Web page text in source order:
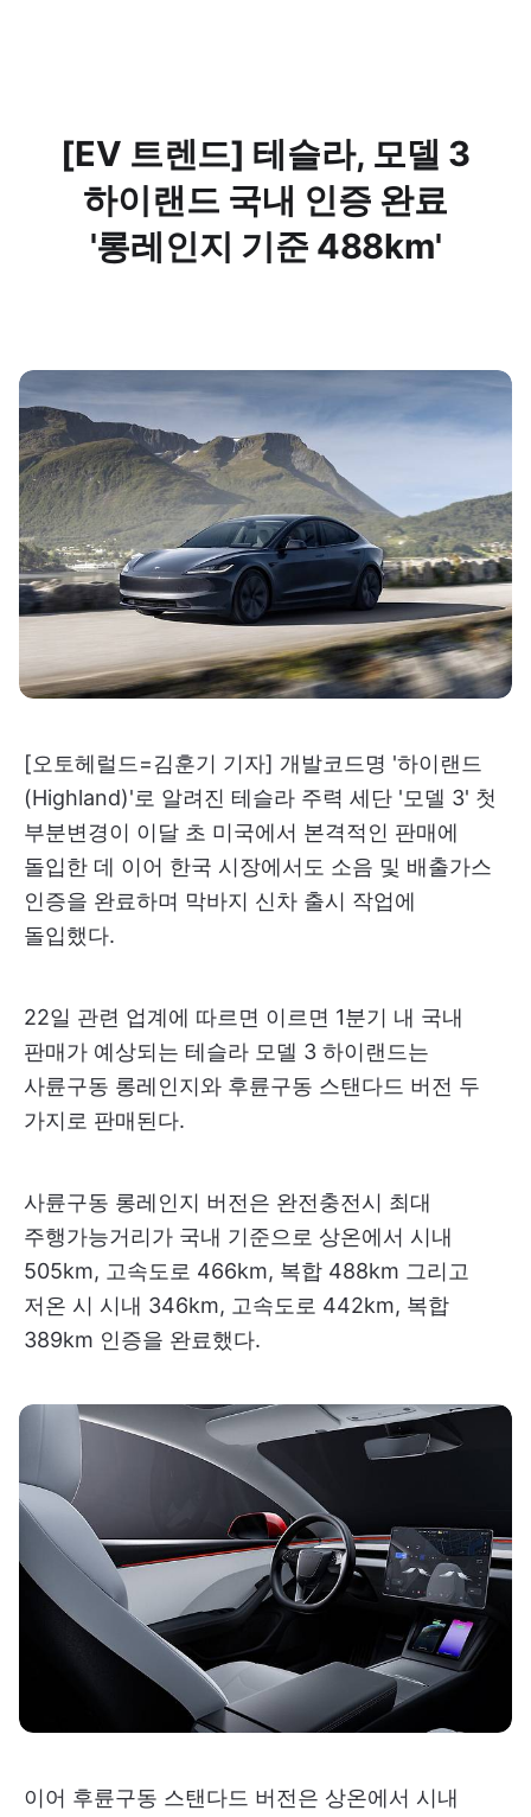
[EV 트렌드] 테슬라, 모델 3
하이랜드 국내 인증 완료
'롱레인지 기준 488km'
[오토헤럴드=김훈기 기자] 개발코드명 '하이랜드
(Highland)'로 알려진 테슬라 주력 세단 '모델 3' 첫
부분변경이 이달 초 미국에서 본격적인 판매에
돌입한 데 이어 한국 시장에서도 소음 및 배출가스
인증을 완료하며 막바지 신차 출시 작업에
돌입했다.
22일 관련 업계에 따르면 이르면 1분기 내 국내
판매가 예상되는 테슬라 모델 3 하이랜드는
사륜구동 롱레인지와 후륜구동 스탠다드 버전 두
가지로 판매된다.
사륜구동 롱레인지 버전은 완전충전시 최대
주행가능거리가 국내 기준으로 상온에서 시내
505km, 고속도로 466km, 복합 488km 그리고
저온 시 시내 346km, 고속도로 442km, 복합
389km 인증을 완료했다.
이어 후륜구동 스탠다드 버전은 상온에서 시내